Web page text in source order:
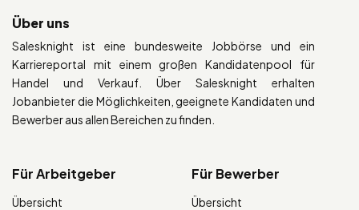
Über uns
Salesknight ist eine bundesweite Jobbörse und ein
Karriereportal mit einem großen Kandidatenpool für
Handel und Verkauf. Über Salesknight erhalten
Jobanbieter die Möglichkeiten, geeignete Kandidaten und
Bewerber aus allen Bereichen zu finden.
Für Arbeitgeber
Übersicht
Für Bewerber
Übersicht